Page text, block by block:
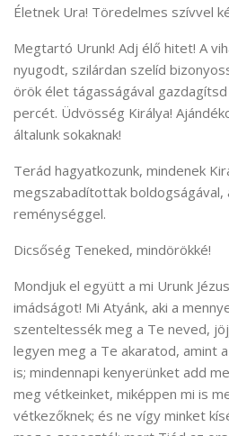
Életnek Ura! Töredelmes szívvel
Megtartó Urunk! Adj élő hitet! A
nyugodt, szilárdan szelíd
örök élet tágasságával
percét. Üdvösség Királya!
általunk sokaknak!
Terád hagyatkozunk, mindenek
megszabadítottak boldogságával,
reménységgel.
Dicsőség Teneked, mindörökké!
Mondjuk el együtt a mi Urunk
imádságot! Mi Atyánk, aki a
szenteltessék meg a Te neved,
legyen meg a Te akaratod, amint
is; mindennapi kenyerünket add
meg vétkeinket, miképpen mi is
vétkezőknek; és ne vígy minket